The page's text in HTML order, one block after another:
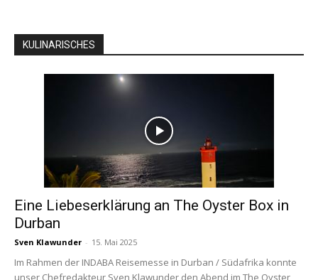
KULINARISCHES
Eine Liebeserklärung an The Oyster Box in
Durban
Sven Klawunder - 15. Mai 2025
Im Rahmen der INDABA Reisemesse in Durban / Südafrika konnte
unser Chefredakteur Sven Klawunder den Abend im The Oyster